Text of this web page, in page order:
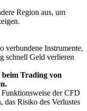
Region aus, um
verbundene Instrumente,
schnell Geld verlieren
Trading von
der CFD
das Risiko des Verlustes